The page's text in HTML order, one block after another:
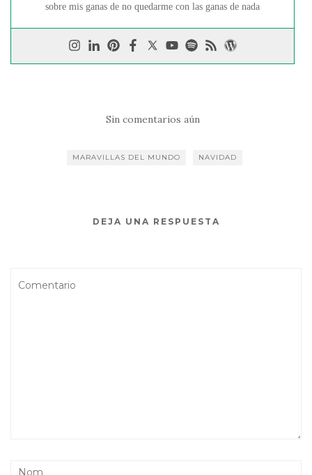
sobre mis ganas de no quedarme con las ganas de nada
Sin comentarios aún
MARAVILLAS DEL MUNDO NAVIDAD
DEJA UNA RESPUESTA